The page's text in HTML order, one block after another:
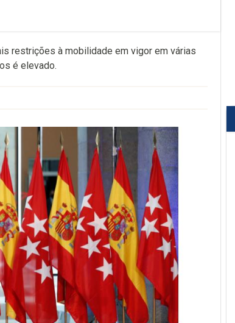
restrições à mobilidade em vigor em várias
é elevado.